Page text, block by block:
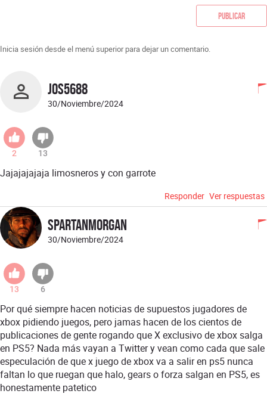
Publicar
Inicia sesión desde el menú superior para dejar un comentario.
Jos5688
30/Noviembre/2024
2 13
Jajajajajaja limosneros y con garrote
Responder Ver respuestas
spartanmorgan
30/Noviembre/2024
13 6
Por qué siempre hacen noticias de supuestos jugadores de
xbox pidiendo juegos, pero jamas hacen de los cientos de
publicaciones de gente rogando que X exclusivo de xbox salga
en PS5? Nada más vayan a Twitter y vean como cada que sale
especulación de que x juego de xbox va a salir en ps5 nunca
faltan lo que ruegan que halo, gears o forza salgan en PS5, es
honestamente patetico